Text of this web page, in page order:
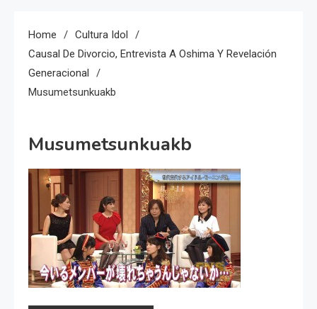
Home
Cultura Idol
Causal De Divorcio, Entrevista A Oshima Y Revelación
Generacional
Musumetsunkuakb
Musumetsunkuakb